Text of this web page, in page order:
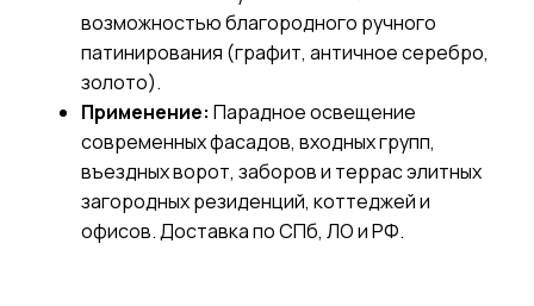
возможностью благородного ручного
патинирования (графит, античное серебро,
золото).
Применение: Парадное освещение
современных фасадов, входных групп,
въездных ворот, заборов и террас элитных
загородных резиденций, коттеджей и
офисов. Доставка по СПб, ЛО и РФ.